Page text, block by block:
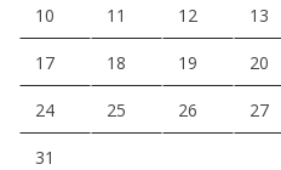
10 11 12 13
17 18 19 20
24 25 26 27
31